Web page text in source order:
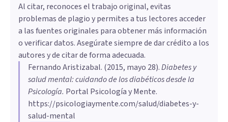
Al citar, reconoces el trabajo original, evitas
problemas de plagio y permites a tus lectores acceder
a las fuentes originales para obtener más información
o verificar datos. Asegúrate siempre de dar crédito a los
autores y de citar de forma adecuada.
Fernando Aristizabal. (2015, mayo 28).Diabetes y
salud mental: cuidando de los diabéticos desde la
Psicología. Portal Psicología y Mente.
https://psicologiaymente.com/salud/diabetes-y-
salud-mental